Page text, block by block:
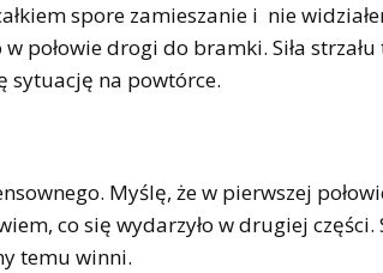
spore zamieszanie i nie
połowie drogi do bramki. Siła
sytuację na powtórce.
Myślę, że w pierwszej
co się wydarzyło w drugiej
temu winni.